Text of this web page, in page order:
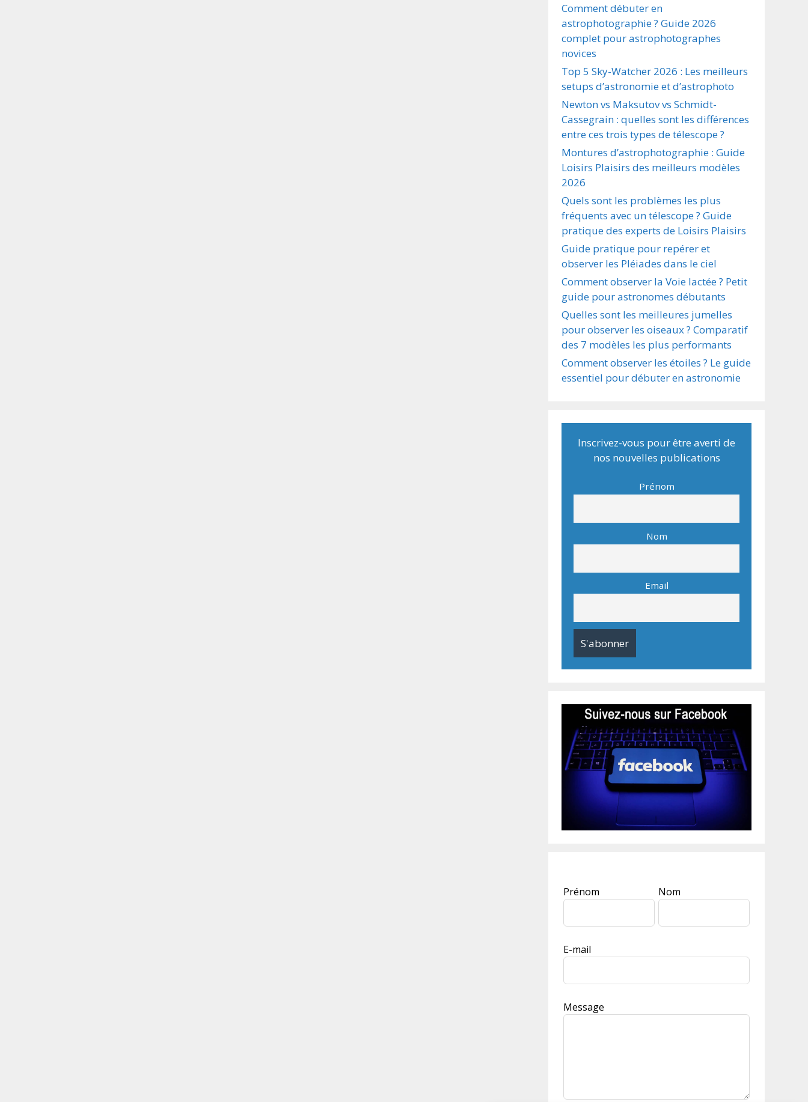
Comment débuter en
astrophotographie ? Guide 2026
complet pour astrophotographes
novices
Top 5 Sky-Watcher 2026 : Les meilleurs
setups d’astronomie et d’astrophoto
Newton vs Maksutov vs Schmidt-
Cassegrain : quelles sont les différences
entre ces trois types de télescope ?
Montures d’astrophotographie : Guide
Loisirs Plaisirs des meilleurs modèles
2026
Quels sont les problèmes les plus
fréquents avec un télescope ? Guide
pratique des experts de Loisirs Plaisirs
Guide pratique pour repérer et
observer les Pléiades dans le ciel
Comment observer la Voie lactée ? Petit
guide pour astronomes débutants
Quelles sont les meilleures jumelles
pour observer les oiseaux ? Comparatif
des 7 modèles les plus performants
Comment observer les étoiles ? Le guide
essentiel pour débuter en astronomie
Inscrivez-vous pour être averti de
nos nouvelles publications
Prénom
Nom
Email
Leave
this
Prénom Nom
E-mail
Message